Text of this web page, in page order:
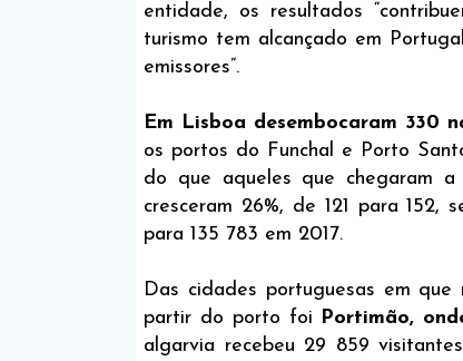
entidade, os resultados
turismo tem alcançado em
emissores”.
Em Lisboa desembocaram 330
os portos do Funchal e Porto
do que aqueles que chegaram
cresceram 26%, de 121 para 152,
para 135 783 em 2017.
Das cidades portuguesas em
partir do porto foi Portimão,
algarvia recebeu 29 859